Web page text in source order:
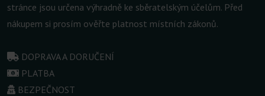
stránce jsou určena výhradně ke sběratelským účelům. Před
nákupem si prosím ověřte platnost místních zákonů.
DOPRAVA A DORUČENÍ
PLATBA
BEZPEČNOST